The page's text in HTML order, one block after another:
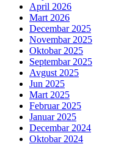
April 2026
Mart 2026
Decembar 2025
Novembar 2025
Oktobar 2025
Septembar 2025
Avgust 2025
Jun 2025
Mart 2025
Februar 2025
Januar 2025
Decembar 2024
Oktobar 2024